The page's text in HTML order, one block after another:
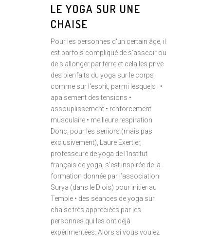
LE YOGA SUR UNE
CHAISE
Pour les personnes d'un certain âge, il
est parfois compliqué de s'asseoir ou
de s'allonger par terre et cela les prive
des bienfaits du yoga sur le corps
comme sur l'esprit, parmi lesquels : •
apaisement des tensions •
assouplissement • renforcement
musculaire • meilleure respiration
Donc, pour les seniors (mais pas
exclusivement), Laure Exertier,
professeure de yoga de l’Institut
français de yoga, s’est inspirée de la
formation donnée par l’association
Surya (dans le Diois) pour initier au
Temple • des séances de yoga sur
chaise très appréciées par les
personnes qui les ont déjà
expérimentées. Alors si vous voulez